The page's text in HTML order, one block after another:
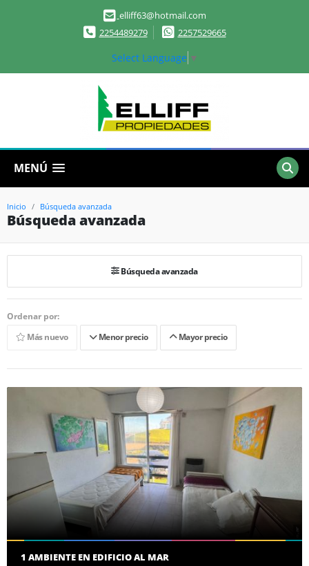
elliff63@hotmail.com
2254489279
2257529665
Select Language ▼
MENÚ
Inicio Búsqueda avanzada
Búsqueda avanzada
Búsqueda avanzada
Ordenar por:
Más nuevo
Menor precio Mayor precio
1 AMBIENTE EN EDIFICIO AL MAR